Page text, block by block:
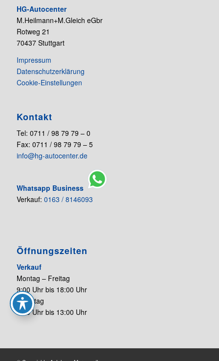
HG-Autocenter
M.Heilmann+M.Gleich eGbr
Rotweg 21
70437 Stuttgart
Impressum
Datenschutzerklärung
Cookie-Einstellungen
Kontakt
Tel: 0711 / 98 79 79 – 0
Fax: 0711 / 98 79 79 – 5
info@hg-autocenter.de
Whatsapp Business
Verkauf: 0163 / 8146093
Öffnungszeiten
Verkauf
Montag – Freitag
9:00 Uhr bis 18:00 Uhr
Samstag
9:00 Uhr bis 13:00 Uhr